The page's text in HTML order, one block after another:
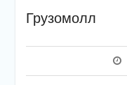
Грузомолл